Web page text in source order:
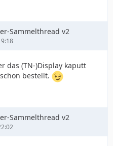
Sammelthread v2
das (TN-)Display kaputt
bestellt.
Sammelthread v2